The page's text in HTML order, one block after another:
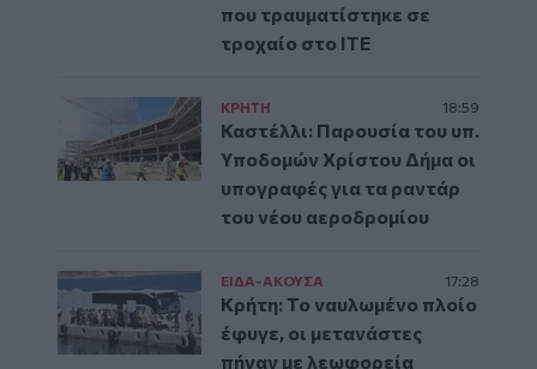
που τραυματίστηκε σε
τροχαίο στο ΙΤΕ
ΚΡΗΤΗ 18:59
Καστέλλι: Παρουσία του υπ.
Υποδομών Χρίστου Δήμα οι
υπογραφές για τα ραντάρ
του νέου αεροδρομίου
ΕΙΔΑ-ΑΚΟΥΣΑ 17:28
Κρήτη: Το ναυλωμένο πλοίο
έφυγε, οι μετανάστες
πήγαν με λεωφορεία